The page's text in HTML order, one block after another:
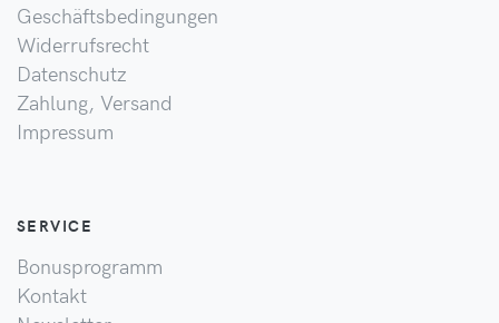
Geschäftsbedingungen
Widerrufsrecht
Datenschutz
Zahlung, Versand
Impressum
SERVICE
Bonusprogramm
Kontakt